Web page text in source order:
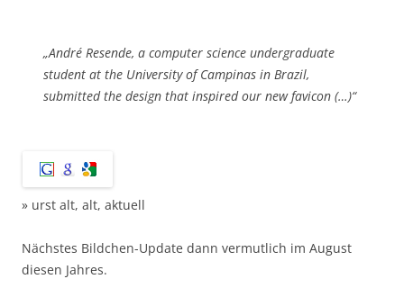
„André Resende, a computer science undergraduate
student at the University of Campinas in Brazil,
submitted the design that inspired our new favicon (…)“
» urst alt, alt, aktuell
Nächstes Bildchen-Update dann vermutlich im August
diesen Jahres.